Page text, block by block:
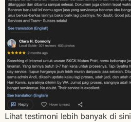
Lihat testimoni lebih banyak di sini